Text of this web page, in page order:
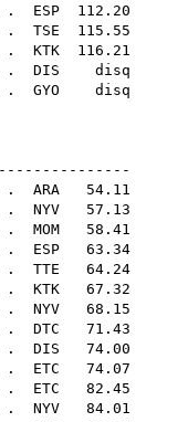
. ESP 112.20
. TSE 115.55
. KTK 116.21
. DIS disq
. GYO disq
. ARA 54.11
. NYV 57.13
. MOM 58.41
. ESP 63.34
. TTE 64.24
. KTK 67.32
. NYV 68.15
. DTC 71.43
. DIS 74.00
. ETC 74.07
. ETC 82.45
. NYV 84.01